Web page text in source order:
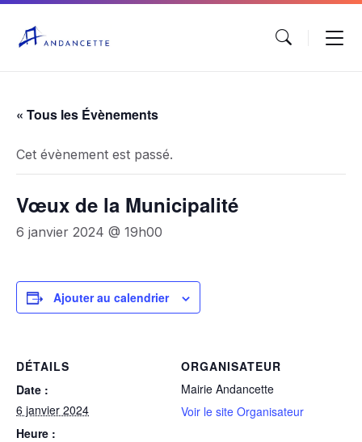
« Tous les Évènements
Cet évènement est passé.
Vœux de la Municipalité
6 janvier 2024 @ 19h00
Ajouter au calendrier
DÉTAILS
Date :
6 janvier 2024
Heure :
ORGANISATEUR
Mairie Andancette
Voir le site Organisateur